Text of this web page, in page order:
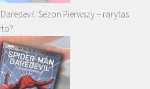
Sezon Pierwszy – rarytas